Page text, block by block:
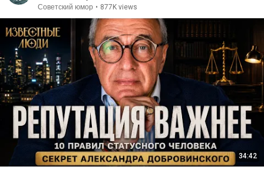
Советский юмор • 877K views
34:42